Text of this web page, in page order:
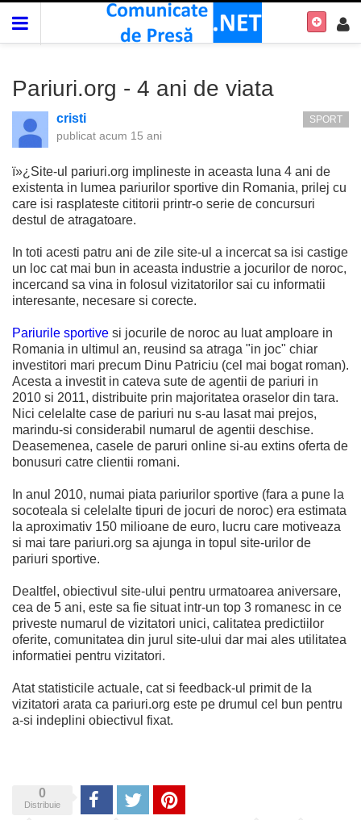
Pariuri.org - 4 ani de viata
cristi
publicat acum 15 ani
SPORT
ï»¿Site-ul pariuri.org implineste in aceasta luna 4 ani de
existenta in lumea pariurilor sportive din Romania, prilej cu
care isi rasplateste cititorii printr-o serie de concursuri
destul de atragatoare.
In toti acesti patru ani de zile site-ul a incercat sa isi castige
un loc cat mai bun in aceasta industrie a jocurilor de noroc,
incercand sa vina in folosul vizitatorilor sai cu informatii
interesante, necesare si corecte.
Pariurile sportive si jocurile de noroc au luat amploare in
Romania in ultimul an, reusind sa atraga "in joc" chiar
investitori mari precum Dinu Patriciu (cel mai bogat roman).
Acesta a investit in cateva sute de agentii de pariuri in
2010 si 2011, distribuite prin majoritatea oraselor din tara.
Nici celelalte case de pariuri nu s-au lasat mai prejos,
marindu-si considerabil numarul de agentii deschise.
Deasemenea, casele de paruri online si-au extins oferta de
bonusuri catre clientii romani.
In anul 2010, numai piata pariurilor sportive (fara a pune la
socoteala si celelalte tipuri de jocuri de noroc) era estimata
la aproximativ 150 milioane de euro, lucru care motiveaza
si mai tare pariuri.org sa ajunga in topul site-urilor de
pariuri sportive.
Dealtfel, obiectivul site-ului pentru urmatoarea aniversare,
cea de 5 ani, este sa fie situat intr-un top 3 romanesc in ce
priveste numarul de vizitatori unici, calitatea predictiilor
oferite, comunitatea din jurul site-ului dar mai ales utilitatea
informatiei pentru vizitatori.
Atat statisticile actuale, cat si feedback-ul primit de la
vizitatori arata ca pariuri.org este pe drumul cel bun pentru
a-si indeplini obiectivul fixat.
0
Distribuie Share Tweet Pinterest